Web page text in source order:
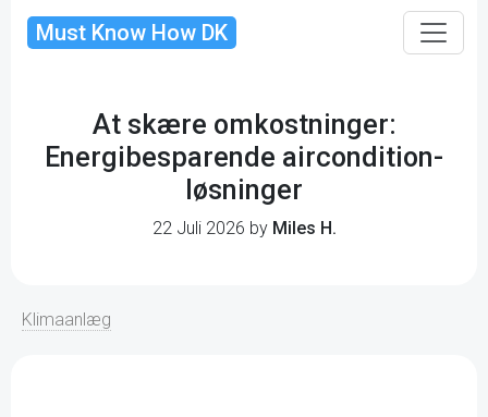
Must Know How DK
At skære omkostninger:
Energibesparende aircondition-
løsninger
22 Juli 2026 by Miles H.
Klimaanlæg